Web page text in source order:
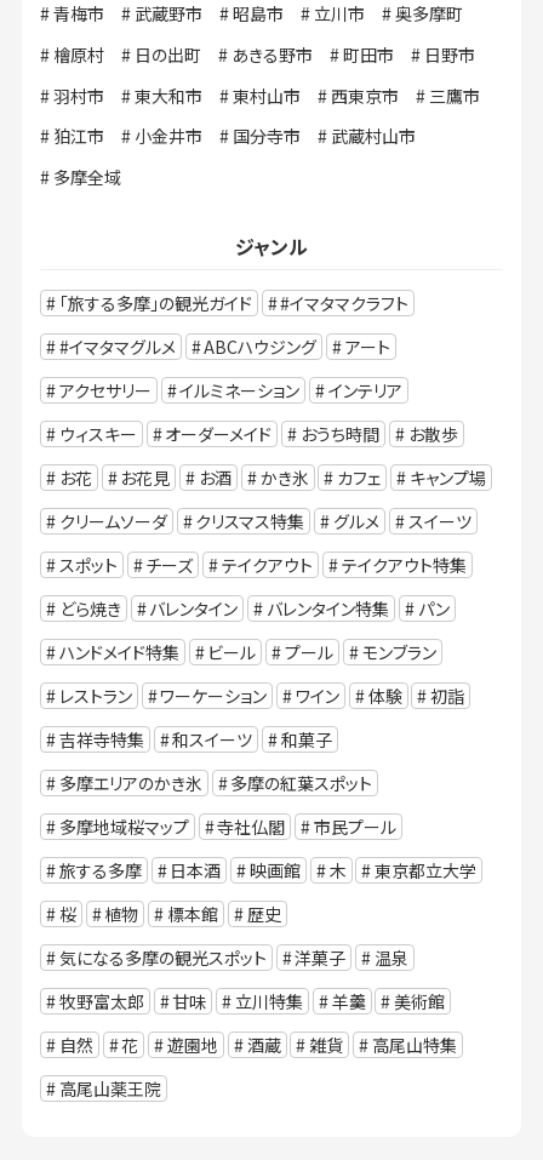
青梅市
武蔵野市 昭島市 立川市
奥多摩町
檜原村
日の出町 あきる野市 町田市
日野市
羽村市
東大和市 東村山市 西東京市
三鷹市
狛江市
小金井市 国分寺市
武蔵村山市
多摩全域
ジャンル
「旅する多摩」の観光ガイド
#イマタマクラフト
#イマタマグルメ
ABCハウジング
アート
アクセサリー
イルミネーション
インテリア
ウィスキー
オーダーメイド おうち時間
お散歩
お花
お花見 お酒 かき氷 カフェ
キャンプ場
クリームソーダ
クリスマス特集 グルメ
スイーツ
スポット
チーズ テイクアウト
テイクアウト特集
どら焼き
バレンタイン バレンタイン特集
パン
ハンドメイド特集
ビール プール
モンブラン
レストラン
ワーケーション ワイン 体験
初詣
吉祥寺特集
和スイーツ
和菓子
多摩エリアのかき氷
多摩の紅葉スポット
多摩地域桜マップ
寺社仏閣
市民プール
旅する多摩
日本酒 映画館 木
東京都立大学
桜
植物 標本館
歴史
気になる多摩の観光スポット
洋菓子
温泉
牧野富太郎
甘味 立川特集 羊羹
美術館
自然
花 遊園地 酒蔵 雑貨
高尾山特集
高尾山薬王院